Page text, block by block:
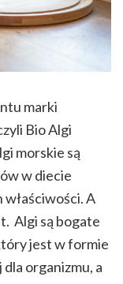
marki
Bio Algi
morskie są
w diecie
A
Algi są bogate
jest w formie
organizmu, a